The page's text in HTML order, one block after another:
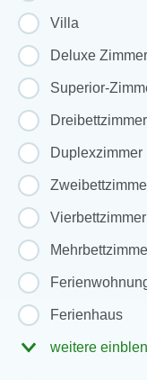
Villa
Deluxe Zimmer
Superior-
Dreibettzimmer
Duplexzimmer
Vierbettzimmer
Ferienhaus
weitere